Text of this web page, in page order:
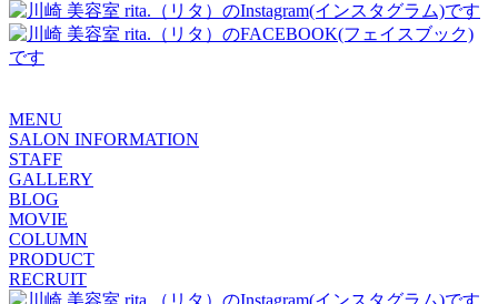
MENU
SALON INFORMATION
STAFF
GALLERY
BLOG
MOVIE
COLUMN
PRODUCT
RECRUIT